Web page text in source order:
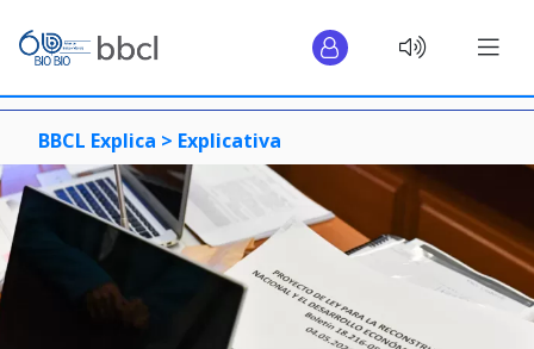
BBCL Explica > Explicativa